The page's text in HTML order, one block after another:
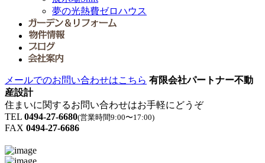
夢の光熱費ゼロハウス
メールでのお問い合わせはこちら 有限会社パートナー不動
産設計
住まいに関するお問い合わせはお手軽にどうぞ
TEL 0494-27-6680(営業時間9:00〜17:00)
FAX 0494-27-6686